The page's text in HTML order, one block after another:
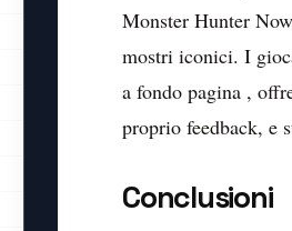
Monster Hunter
mostri iconici. I
a fondo pagina ,
proprio feedback, e
Conclusioni